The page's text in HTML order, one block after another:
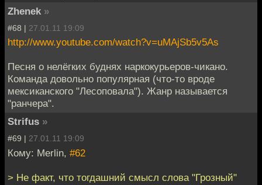
Zhenek »
#68 | 27.01.11 19:09
http://www.youtube.com/watch?v=uMAjSb5v5As
Песня о нелёгких буднях наркокурьеров-чикано.
Команда довольно популярная (что-то вроде
мексиканского "Лесоповала"). Жанр называется
"ранчера".
Strifus »
#69 | 27.01.11 19:09
Кому: Merlin, #62
> Не факт, что тогдашний смысл слова "Грозный"